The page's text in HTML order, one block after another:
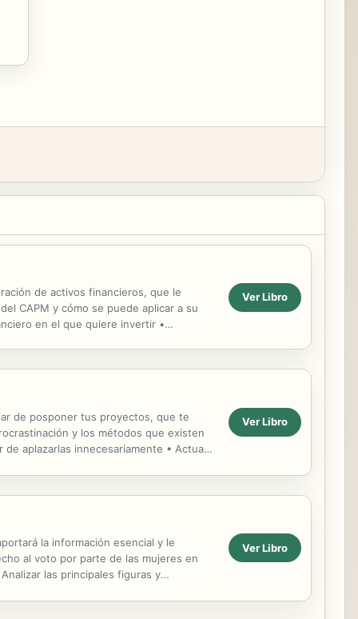
de activos financieros, que le
CAPM y cómo se puede aplicar a su
en el que quiere invertir •
Ver Libro
de posponer tus proyectos, que te
y los métodos que existen
aplazarlas innecesariamente • Actuar
Ver Libro
la información esencial y le
al voto por parte de las mujeres en
las principales figuras y
Ver Libro